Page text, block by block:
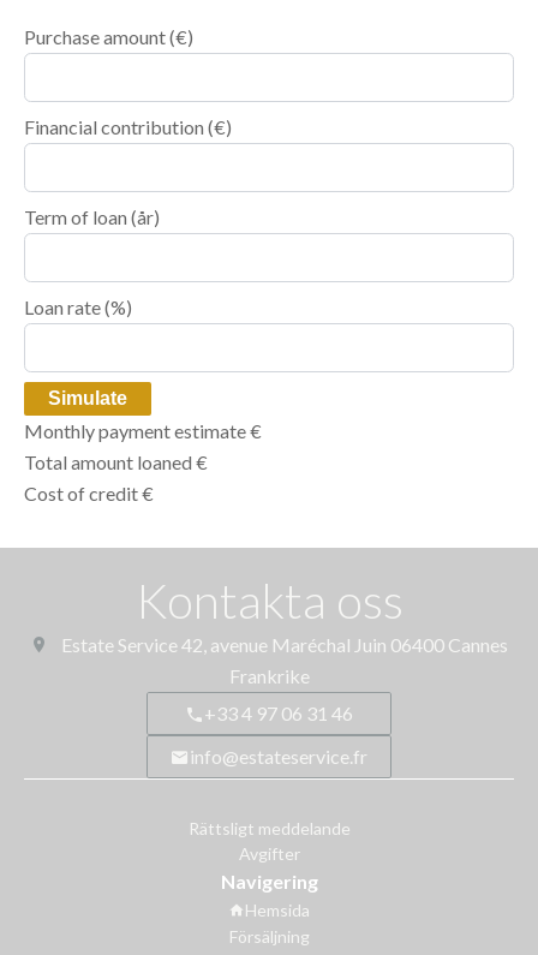
Purchase amount(€)
Financial contribution (€)
Term of loan (år)
Loan rate(%)
Simulate
Monthly payment estimate€
Total amount loaned €
Cost of credit€
Kontakta oss
Estate Service42, avenue Maréchal Juin 06400 Cannes
Frankrike
+33 4 97 06 31 46
info@estateservice.fr
Rättsligt meddelande
Avgifter
Navigering
Hemsida
Försäljning